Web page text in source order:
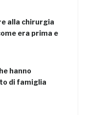
alla chirurgia
era prima e
hanno
di famiglia